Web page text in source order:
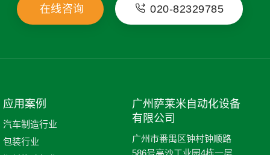
在线咨询 020-82329785
应用案例
汽车制造行业
包装行业
广州萨莱米自动化设备
有限公司
广州市番禺区钟村钟顺路
586号高沙工业园4栋一层